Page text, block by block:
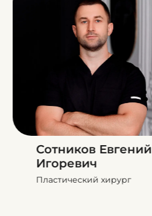
Сотников Евгений
Игоревич
Пластический хирург